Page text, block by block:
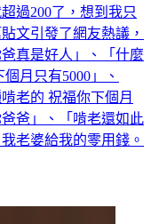
過200了，想到我只
文引發了網友熱議，
真是好人」、「什麼
月只有5000」、
老的 祝福你下個月
爸」、「啃老還如此
老婆給我的零用錢。